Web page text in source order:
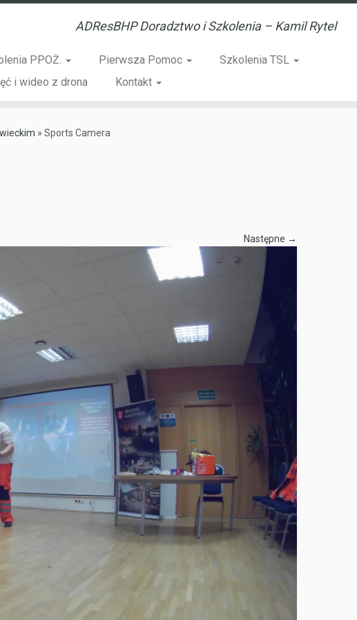
ADResBHP Doradztwo i Szkolenia – Kamil Rytel
PPOŻ. Pierwsza Pomoc
Szkolenia TSL
i wideo z drona Kontakt
» Sports Camera
Następne →